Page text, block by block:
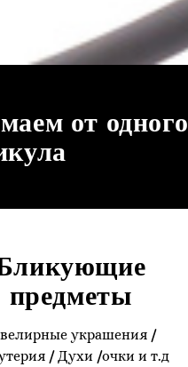
от одного
предметы
украшения /
/Духи /очки и т.д